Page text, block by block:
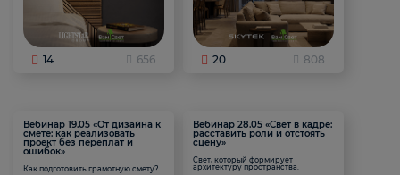
14 656 20 808
Вебинар 19.05 «От дизайна к
смете: как реализовать
проект без переплат и
ошибок»
Как подготовить грамотную смету?
Вебинар 28.05 «Свет в кадре:
расставить роли и отстоять
сцену»
Свет, который формирует
архитектуру пространства.